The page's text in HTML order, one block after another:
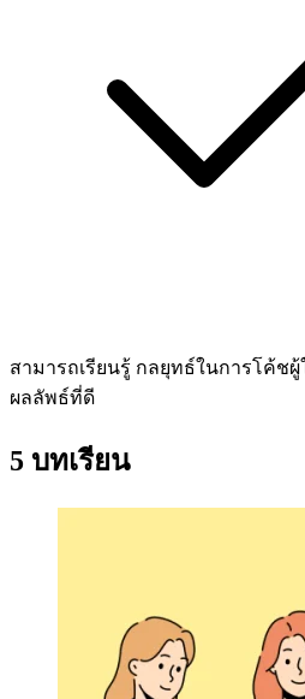
สามารถเรียนรู้ กลยุทธ์ในการโค้ช
ผลลัพธ์ที่ดี
5 บทเรียน